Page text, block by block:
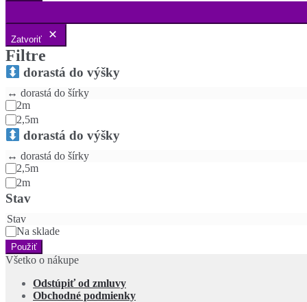
Zatvoriť
Filtre
dorastá do výšky
↔️ dorastá do šírky
2m
2,5m
dorastá do výšky
↔️ dorastá do šírky
2,5m
2m
Stav
Stav
Na sklade
Použiť
Všetko o nákupe
Odstúpiť od zmluvy
Obchodné podmienky